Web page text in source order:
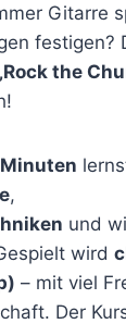
Gitarre
festigen?
the
,
und
wird
– mit viel
Der